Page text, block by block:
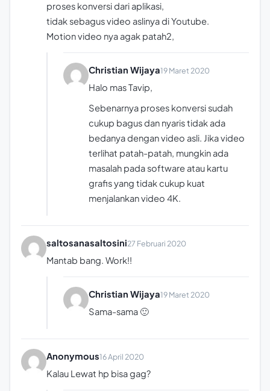
proses konversi dari aplikasi,
tidak sebagus video aslinya di Youtube.
Motion video nya agak patah2,
Christian Wijaya19 Maret 2020
Halo mas Tavip,
Sebenarnya proses konversi sudah
cukup bagus dan nyaris tidak ada
bedanya dengan video asli. Jika video
terlihat patah-patah, mungkin ada
masalah pada software atau kartu
grafis yang tidak cukup kuat
menjalankan video 4K.
saltosanasaltosini27 Februari 2020
Mantab bang. Work!!
Christian Wijaya19 Maret 2020
Sama-sama 🙂
Anonymous16 April 2020
Kalau Lewat hp bisa gag?